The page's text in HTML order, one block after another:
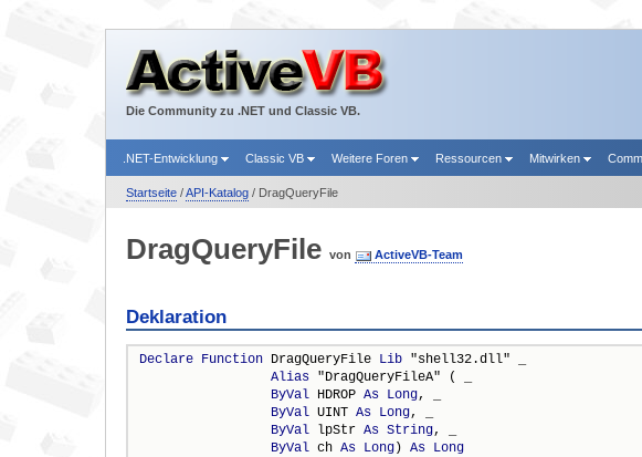
Die Community zu .NET und Classic VB.
.NET-Entwicklung Classic VB Weitere Foren Ressourcen Mitwirken
Startseite/API-Katalog/ DragQueryFile
DragQueryFile von ActiveVB-Team
Deklaration
Declare Function DragQueryFile Lib "shell32.dll" _
Alias "DragQueryFileA" ( _
ByVal HDROP As Long, _
ByVal UINT As Long, _
ByVal lpStr As String, _
ByVal ch As Long) As Long